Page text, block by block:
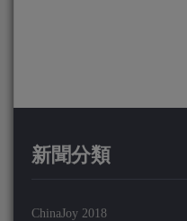
新聞分類
ChinaJoy 2018